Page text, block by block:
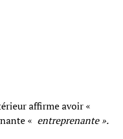
affirme avoir «
« entreprenante ».